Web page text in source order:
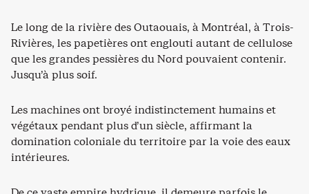
Le long de la rivière des Outaouais, à Montréal, à Trois-
Rivières, les papetières ont englouti autant de cellulose
que les grandes pessières du Nord pouvaient contenir.
Jusqu’à plus soif.
Les machines ont broyé indistinctement humains et
végétaux pendant plus d’un siècle, affirmant la
domination coloniale du territoire par la voie des eaux
intérieures.